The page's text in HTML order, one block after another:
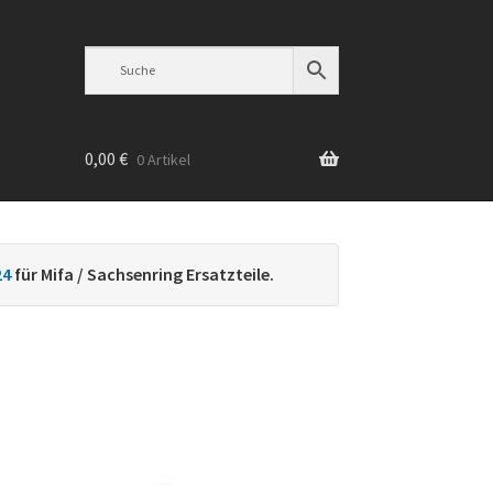
0,00 € 0 Artikel
für Mifa / Sachsenring Ersatzteile.